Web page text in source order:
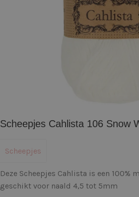
Scheepjes Cahlista 106 Snow
Scheepjes
Deze Scheepjes Cahlista is een 100%
geschikt voor naald 4,5 tot 5mm